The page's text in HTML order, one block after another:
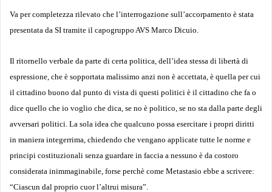
Va per completezza rilevato che l’interrogazione sull’accorpamento è stata
presentata da SI tramite il capogruppo AVS Marco Dicuio.
Il ritornello verbale da parte di certa politica, dell’idea stessa di libertà di
espressione, che è sopportata malissimo anzi non è accettata, è quella per cui
il cittadino buono dal punto di vista di questi politici è il cittadino che fa o
dice quello che io voglio che dica, se no è politico, se no sta dalla parte degli
avversari politici. La sola idea che qualcuno possa esercitare i propri diritti
in maniera integerrima, chiedendo che vengano applicate tutte le norme e
principi costituzionali senza guardare in faccia a nessuno è da costoro
considerata inimmaginabile, forse perchè come Metastasio ebbe a scrivere:
“Ciascun dal proprio cuor l’altrui misura”.